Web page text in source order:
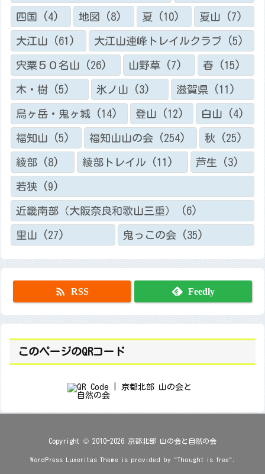
四国 (4) 地図 (8) 夏(10) 夏山 (7)
大江山 (61) 大江山連峰トレイルクラブ (5)
宍粟５０名山 (26) 山野草(7) 春 (15)
木・樹 (5) 氷ノ山 (3) 滋賀県 (11)
烏ヶ岳・鬼ヶ城 (14) 登山 (12) 白山 (4)
福知山 (5) 福知山山の会(254) 秋 (25)
綾部 (8) 綾部トレイル (11) 芦生 (3)
若狭 (9)
近畿南部（大阪奈良和歌山三重） (6)
里山 (27) 鬼っこの会 (35)
 RSS Feedly
このページのQRコード
Copyright © 2010-2026 京都北部 山の会と自然の会
WordPress Luxeritas Theme is provided by "Thought is free".